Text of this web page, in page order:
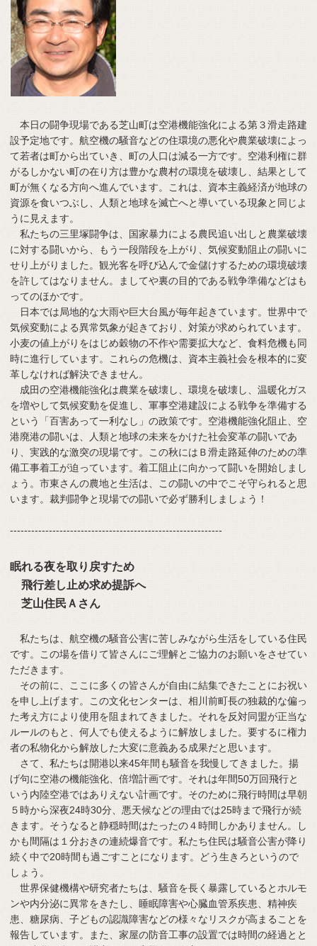
本日の闘争現場である芝山町は空港機能強化による第３滑走路建
設予定地です。航空機の騒音などの住環境の悪化や農業破壊によっ
て若者は町から出ていき、町の人口は減る一方です。空港利権に群
がるしかない町の在り方は豊かな農村の環境を破壊し、結果として
町が無くなる方向へ進んでいます。これは、資本主義経済が地球の
資源を食いつぶし、人類と地球を滅亡へと導いている現象と同じよ
うに見えます。
私たちの三里塚闘争は、国家暴力による農民追い出しと農業破壊
に対する闘いから、もう一段階段を上がり、気候変動阻止の闘いに
せり上がりました。観光客を呼び込んで金儲けするための環境破壊
を許してはなりません。ましてや裏の目的である戦争準備などはも
ってのほかです。
日本では局地的な大雨や巨大台風が毎年起きています。世界中で
気候変動による異常気象が起きており、対策が求められています。
小麦の値上がりをはじめ穀物の不作や需要拡大など、食料危機も同
時に進行しています。これらの危機は、資本主義社会を根本的に変
革しなければ解決できません。
成田の空港機能強化は農業を破壊し、環境を破壊し、温暖化ガス
を増やして気候変動を促進し、軍事空港建設による戦争を準備する
という「百害あって一利なし」の政策です。空港機能強化阻止、空
港廃港の闘いは、人類と地球の未来をかけた社会変革の闘いであ
り、実践的な激突の現場です。この秋にはＢ滑走路延伸のための準
備工事着工が迫っています。着工阻止に向かって闘いを開始しまし
ょう。市東さんの農地と生活は、この闘いの中でこそ守られると思
います。裁判闘争と現場での闘いで必ず勝利しましょう！
------------------------------------------------------------
眠れる夜を取り戻すため
飛行差し止め求め提訴へ
芝山住民Ａさん
私たちは、航空機の騒音公害に苦しみながら生活をしている住民
です。この場を借りて皆さんにご理解とご協力のお願いをさせてい
ただきます。
その前に、ここに多くの皆さんが自由に結集できたことにお祝い
を申し上げます。この文化センターは、相川前町長の独裁的な偏っ
た考え方により使用を阻まれてきました。それを反対同盟が正当な
ルールのもと、何人でも使えるように解放しました。要するに権力
者の私物化から解放した大変に意義ある成果だと思います。
さて、私たちは開港以来45年間も騒音を我慢してきました。揚
げ句に空港の機能強化、倍増計画です。それは年間50万回飛行と
いう内陸空港ではありえない計画です。そのために飛行時間は早朝
５時から深夜24時30分、悪天候などの理由では25時まで飛行が続
きます。そうなると静穏時間はたったの４時間しかありません。し
かも間隔は１分おきの連続爆音です。私たち住民は騒音公害が降り
続く中で20時間も過ごすことになります。どう生きろというので
しょう。
世界保健機構や研究者たちは、騒音を長く暴露しているとホルモ
ンや内分泌に異常をきたし、睡眠障害や心臓血管系疾患、精神疾
患、糖尿病、子どもの認識障害などの様々なリスクが高まることを
報告しています。また、家屋の防音工事の設置では時間の経過とと